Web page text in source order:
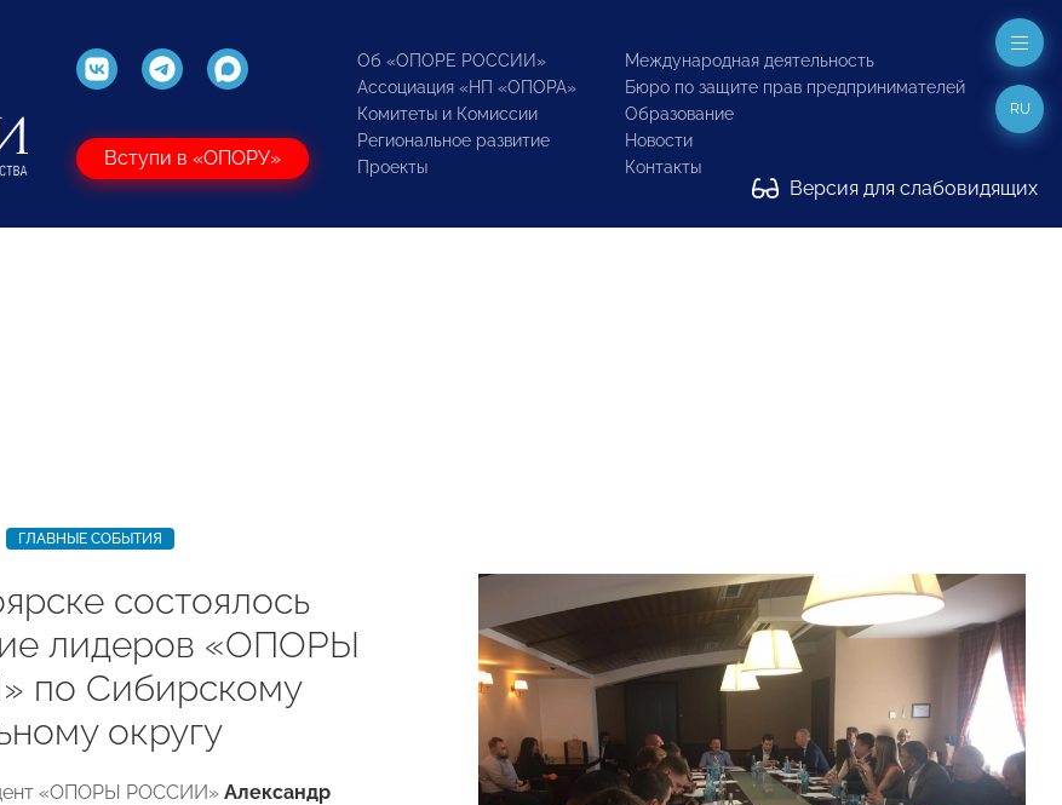
Вступи в «ОПОРУ»
Об «ОПОРЕ РОССИИ»
Ассоциация «НП «ОПОРА»
Комитеты и Комиссии
Региональное развитие
Проекты
Международная деятельность
Бюро по защите прав предпринимателей
Образование
Новости
Контакты
Версия для слабовидящих
RU
ГЛАВНЫЕ СОБЫТИЯ
состоялось
лидеров «ОПОРЫ
по Сибирскому
округу
«ОПОРЫ РОССИИ» Александр